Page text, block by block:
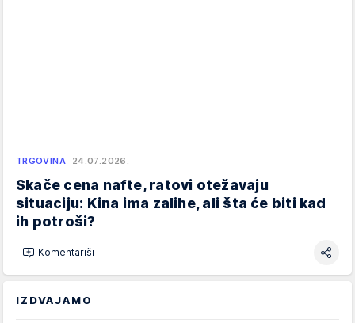
TRGOVINA 24.07.2026.
Skače cena nafte, ratovi otežavaju
situaciju: Kina ima zalihe, ali šta će biti kad
ih potroši?
Komentariši
IZDVAJAMO